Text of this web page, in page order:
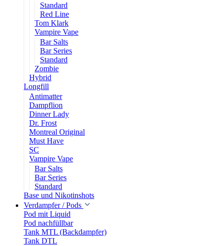
Standard
Red Line
Tom Klark
Vampire Vape
Bar Salts
Bar Series
Standard
Zombie
Hybrid
Longfill
Antimatter
Dampflion
Dinner Lady
Dr. Frost
Montreal Original
Must Have
SC
Vampire Vape
Bar Salts
Bar Series
Standard
Base und Nikotinshots
Verdampfer / Pods
Pod mit Liquid
Pod nachfüllbar
Tank MTL (Backdampfer)
Tank DTL